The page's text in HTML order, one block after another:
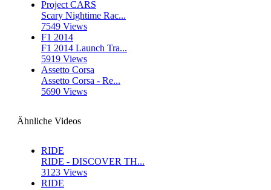
Project CARS
Scary Nightime Rac...
7549 Views
F1 2014
F1 2014 Launch Tra...
5919 Views
Assetto Corsa
Assetto Corsa - Re...
5690 Views
Ähnliche Videos
RIDE
RIDE - DISCOVER TH...
3123 Views
RIDE